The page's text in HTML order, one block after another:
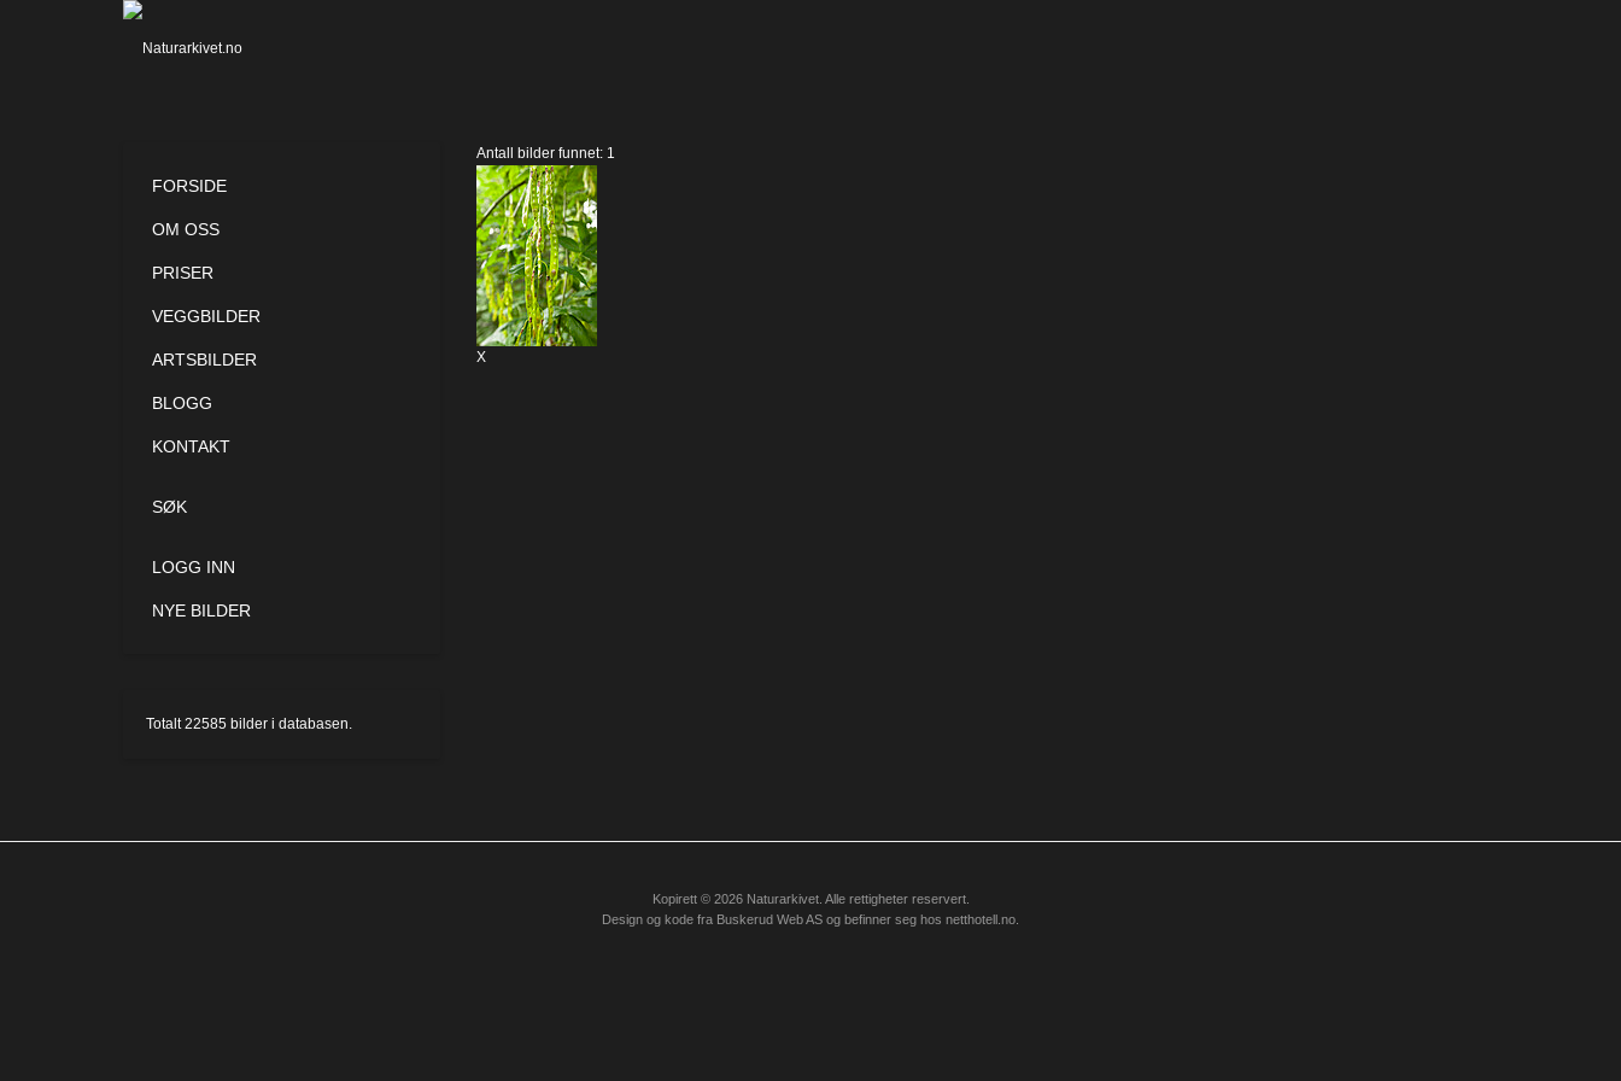
Antall bilder funnet: 1
X
FORSIDE
OM OSS
PRISER
VEGGBILDER
ARTSBILDER
BLOGG
KONTAKT
SØK
LOGG INN
NYE BILDER
Totalt22585 bilder i databasen.
Kopirett © 2026 Naturarkivet. Alle rettigheter reservert.
Design og kode fra Buskerud Web AS og befinner seg hos netthotell.no